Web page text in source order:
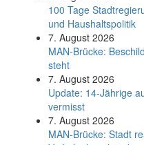
100 Tage
und Haushaltspolitik
7. August 2026
MAN-Brücke:
steht
7. August 2026
Update: 14-Jährige
vermisst
7. August 2026
MAN-Brücke: Stadt